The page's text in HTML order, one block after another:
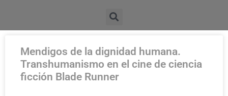
Mendigos de la dignidad humana.
Transhumanismo en el cine de ciencia
ficción Blade Runner